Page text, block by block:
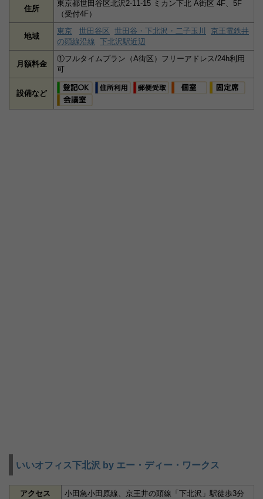
住所
東京都世田谷区北沢2-11-15 ミカン下北 A街区 4F、5F
（受付4F）
地域
東京 世田谷区 世田谷・下北沢・二子玉川
京王電鉄井
の頭線沿線 下北沢駅近辺
月額料金
①フルタイムプラン（A街区）フリーアドレス/24h利用
可
設備など
いいオフィス下北沢 by エー・ディー・ワークス
アクセス 小田急小田原線、京王井の頭線「下北沢」駅徒歩3分